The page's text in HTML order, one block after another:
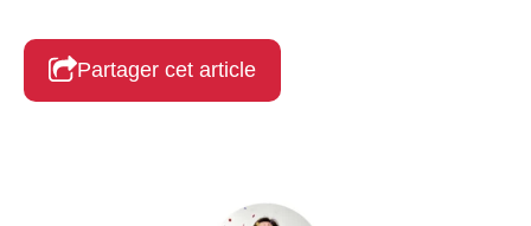
Partager cet article